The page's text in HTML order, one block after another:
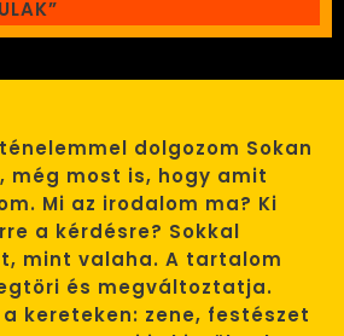
dolgozom Sokan
még most is, hogy amit
Mi az irodalom ma? Ki
a kérdésre? Sokkal
mint valaha. A tartalom
és megváltoztatja.
kereteken: zene, festészet